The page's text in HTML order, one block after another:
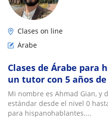
Clases on line
Árabe
Clases de Árabe para
un tutor con 5 años
Mi nombre es Ahmad Gian, y
estándar desde el nivel 0
para hispanohablantes....